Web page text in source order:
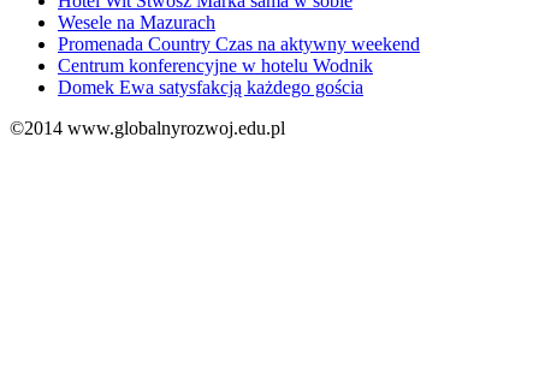
Wesele na Mazurach
Promenada Country Czas na aktywny weekend
Centrum konferencyjne w hotelu Wodnik
Domek Ewa satysfakcją każdego gościa
©2014 www.globalnyrozwoj.edu.pl